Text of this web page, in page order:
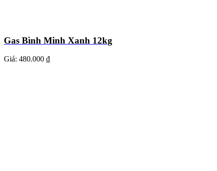
Gas Bình Minh Xanh 12kg
Giá: 480.000 ₫